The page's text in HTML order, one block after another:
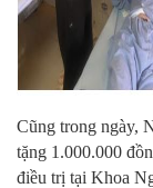
Cũng trong ngày,
tặng 1.000.000
điều trị tại Khoa